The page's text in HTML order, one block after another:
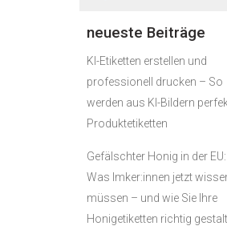
neueste Beiträge
KI-Etiketten erstellen und
professionell drucken – So
werden aus KI-Bildern
Produktetiketten
Gefälschter Honig in der EU:
Was Imker:innen jetzt
müssen – und wie Sie Ihre
Honigetiketten richtig